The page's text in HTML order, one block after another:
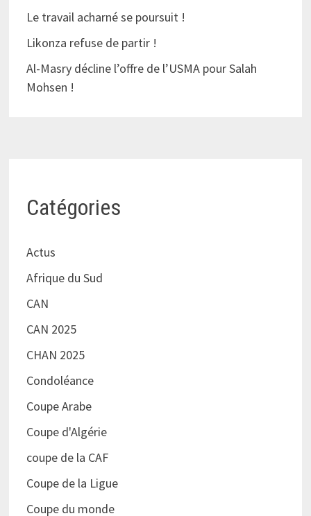
Le travail acharné se poursuit !
Likonza refuse de partir !
Al-Masry décline l’offre de l’USMA pour Salah
Mohsen !
Catégories
Actus
Afrique du Sud
CAN
CAN 2025
CHAN 2025
Condoléance
Coupe Arabe
Coupe d'Algérie
coupe de la CAF
Coupe de la Ligue
Coupe du monde